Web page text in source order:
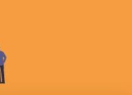
Tage)